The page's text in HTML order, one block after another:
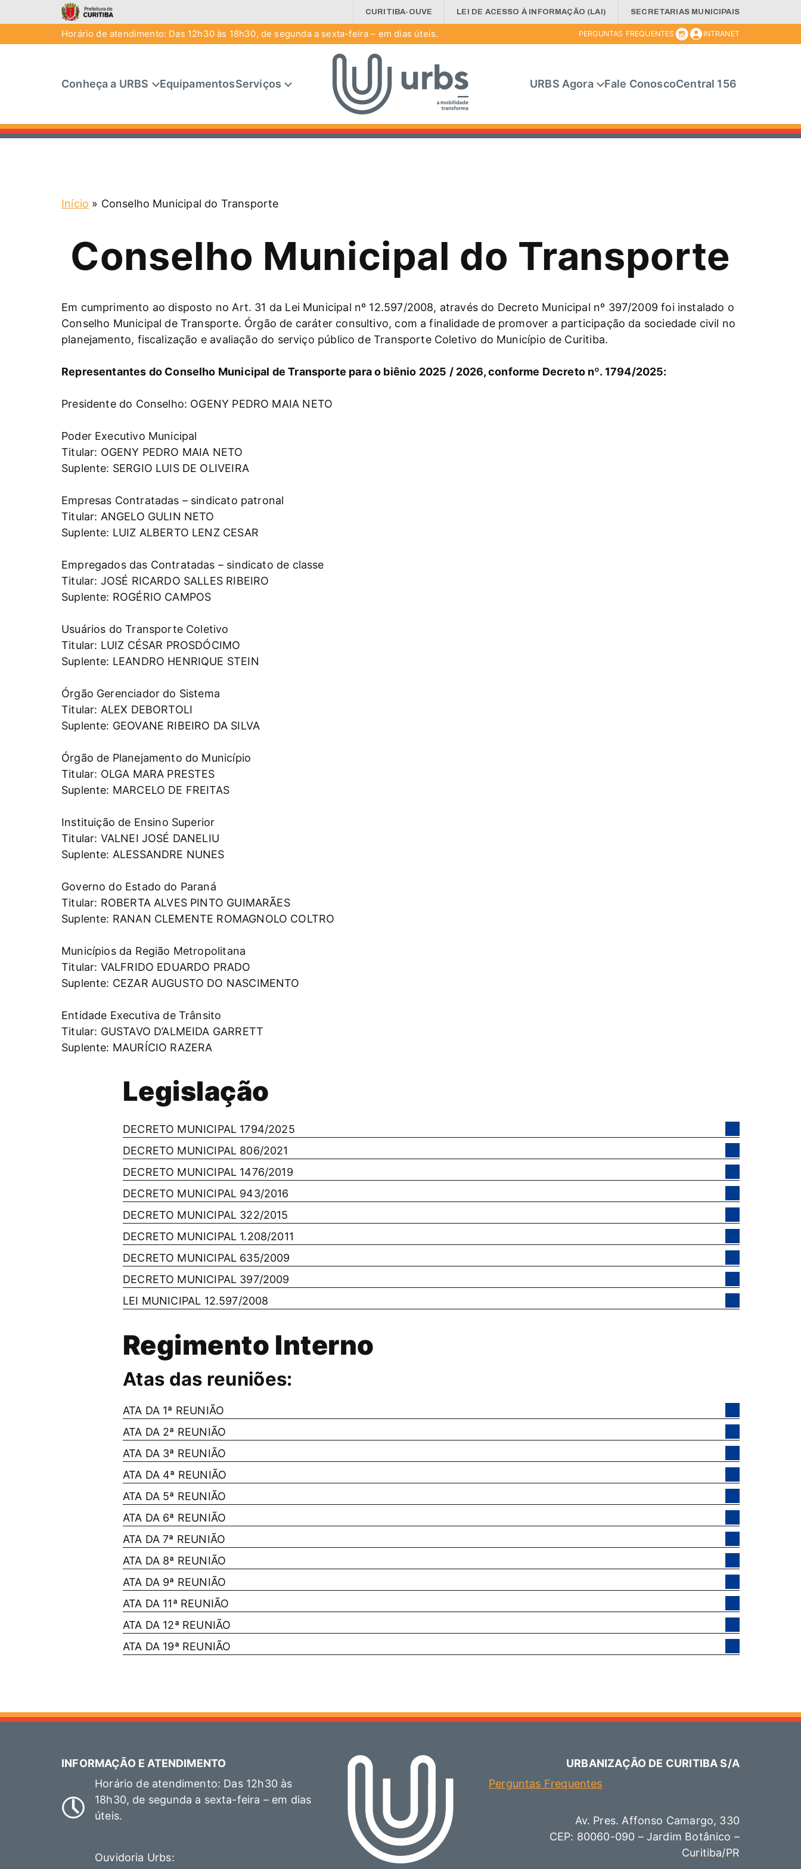
CURITIBA-OUVE LEI DE ACESSO À INFORMAÇÃO (LAI) SECRETARIAS MUNICIPAIS
Horário de atendimento: Das 12h30 às 18h30, de segunda a sexta-feira – em dias úteis. PERGUNTAS FREQUENTES INTRANET
Conheça a URBS EquipamentosServiços URBS Agora Fale ConoscoCentral 156
Início » Conselho Municipal do Transporte
Conselho Municipal do Transporte
Em cumprimento ao disposto no Art. 31 da Lei Municipal nº 12.597/2008, através do Decreto Municipal nº 397/2009 foi instalado o
Conselho Municipal de Transporte. Órgão de caráter consultivo, com a finalidade de promover a participação da sociedade civil no
planejamento, fiscalização e avaliação do serviço público de Transporte Coletivo do Município de Curitiba.
Representantes do Conselho Municipal de Transporte para o biênio 2025 / 2026, conforme Decreto nº. 1794/2025:
Presidente do Conselho: OGENY PEDRO MAIA NETO
Poder Executivo Municipal
Titular: OGENY PEDRO MAIA NETO
Suplente: SERGIO LUIS DE OLIVEIRA
Empresas Contratadas – sindicato patronal
Titular: ANGELO GULIN NETO
Suplente: LUIZ ALBERTO LENZ CESAR
Empregados das Contratadas – sindicato de classe
Titular: JOSÉ RICARDO SALLES RIBEIRO
Suplente: ROGÉRIO CAMPOS
Usuários do Transporte Coletivo
Titular: LUIZ CÉSAR PROSDÓCIMO
Suplente: LEANDRO HENRIQUE STEIN
Órgão Gerenciador do Sistema
Titular: ALEX DEBORTOLI
Suplente: GEOVANE RIBEIRO DA SILVA
Órgão de Planejamento do Município
Titular: OLGA MARA PRESTES
Suplente: MARCELO DE FREITAS
Instituição de Ensino Superior
Titular: VALNEI JOSÉ DANELIU
Suplente: ALESSANDRE NUNES
Governo do Estado do Paraná
Titular: ROBERTA ALVES PINTO GUIMARÃES
Suplente: RANAN CLEMENTE ROMAGNOLO COLTRO
Municípios da Região Metropolitana
Titular: VALFRIDO EDUARDO PRADO
Suplente: CEZAR AUGUSTO DO NASCIMENTO
Entidade Executiva de Trânsito
Titular: GUSTAVO D’ALMEIDA GARRETT
Suplente: MAURÍCIO RAZERA
Legislação
DECRETO MUNICIPAL 1794/2025
DECRETO MUNICIPAL 806/2021
DECRETO MUNICIPAL 1476/2019
DECRETO MUNICIPAL 943/2016
DECRETO MUNICIPAL 322/2015
DECRETO MUNICIPAL 1.208/2011
DECRETO MUNICIPAL 635/2009
DECRETO MUNICIPAL 397/2009
LEI MUNICIPAL 12.597/2008
Regimento Interno
Atas das reuniões:
ATA DA 1ª REUNIÃO
ATA DA 2ª REUNIÃO
ATA DA 3ª REUNIÃO
ATA DA 4ª REUNIÃO
ATA DA 5ª REUNIÃO
ATA DA 6ª REUNIÃO
ATA DA 7ª REUNIÃO
ATA DA 8ª REUNIÃO
ATA DA 9ª REUNIÃO
ATA DA 11ª REUNIÃO
ATA DA 12ª REUNIÃO
ATA DA 19ª REUNIÃO
INFORMAÇÃO E ATENDIMENTO
Horário de atendimento: Das 12h30 às
18h30, de segunda a sexta-feira – em dias
úteis.
Ouvidoria Urbs:
URBANIZAÇÃO DE CURITIBA S/A
Perguntas Frequentes
Av. Pres. Affonso Camargo, 330
CEP: 80060-090 – Jardim Botânico –
Curitiba/PR